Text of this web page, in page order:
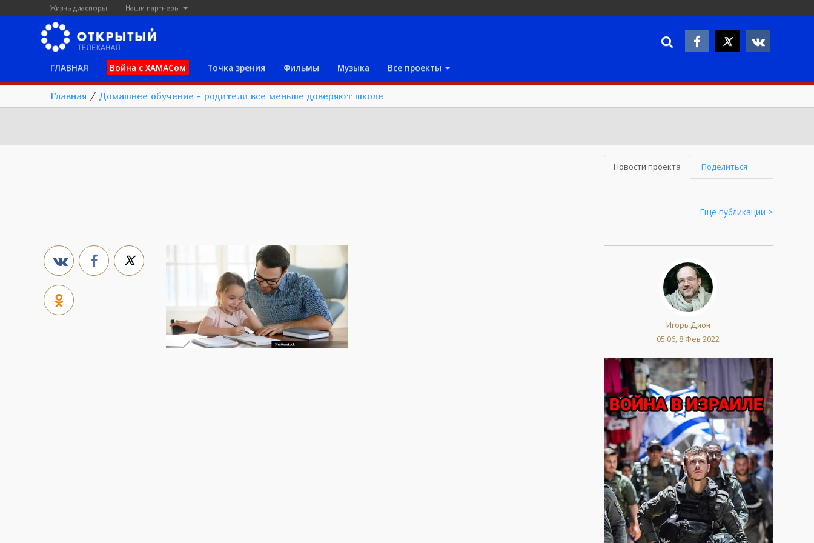
Жизнь диаспоры Наши партнеры
ГЛАВНАЯ Война с ХАМАСом Точка зрения Фильмы Музыка Все проекты
Главная / Домашнее обучение - родители все меньше доверяют школе
Новости проекта Поделиться
Ещё публикации >
Игорь Дион
05:06, 8 Фев 2022